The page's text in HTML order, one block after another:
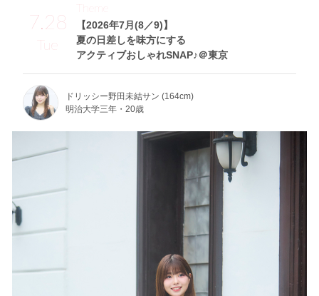
7.28
Tue
【2026年7月(8／9)】
夏の日差しを味方にする
アクティブおしゃれSNAP♪＠東京
Theme
ドリッシー野田未結サン (164cm)
明治大学三年・20歳